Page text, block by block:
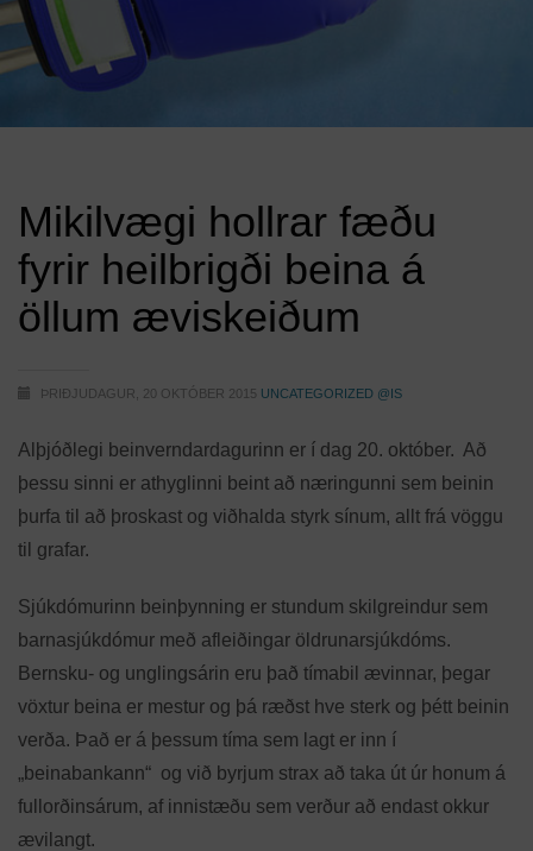
Mikilvægi hollrar fæðu
fyrir heilbrigði beina á
öllum æviskeiðum
ÞRIÐJUDAGUR, 20 OKTÓBER 2015 UNCATEGORIZED @IS
Alþjóðlegi beinverndardagurinn er í dag 20. október. Að
þessu sinni er athyglinni beint að næringunni sem beinin
þurfa til að þroskast og viðhalda styrk sínum, allt frá vöggu
til grafar.
Sjúkdómurinn beinþynning er stundum skilgreindur sem
barnasjúkdómur með afleiðingar öldrunarsjúkdóms.
Bernsku- og unglingsárin eru það tímabil ævinnar, þegar
vöxtur beina er mestur og þá ræðst hve sterk og þétt beinin
verða. Það er á þessum tíma sem lagt er inn í
„beinabankann“ og við byrjum strax að taka út úr honum á
fullorðinsárum, af innistæðu sem verður að endast okkur
ævilangt.